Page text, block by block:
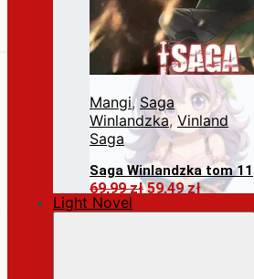
Mangi, Saga
Winlandzka, Vinland
Saga
Saga Winlandzka tom 11
69,99złPierwotna
59,49złAktualna
Dodaj do koszyka
Light Novel